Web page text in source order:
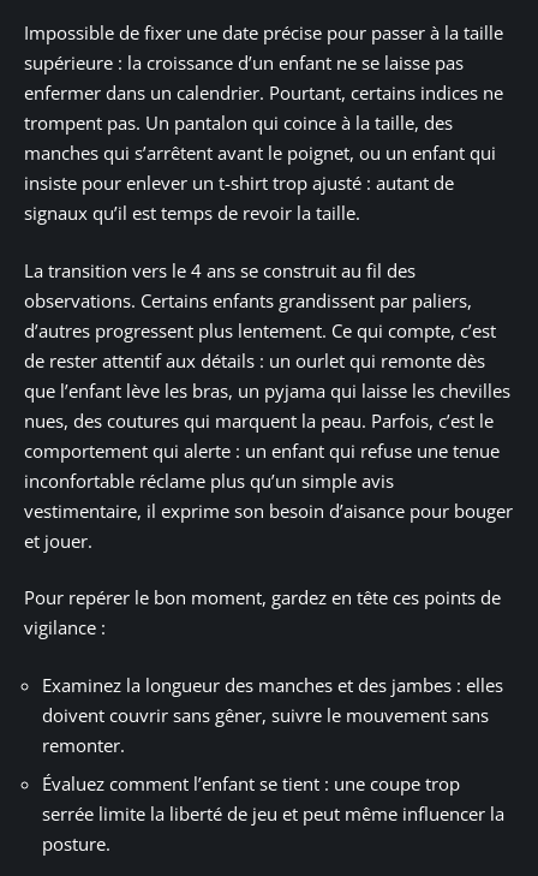
Impossible de fixer une date précise pour passer à la taille
supérieure : la croissance d’un enfant ne se laisse pas
enfermer dans un calendrier. Pourtant, certains indices ne
trompent pas. Un pantalon qui coince à la taille, des
manches qui s’arrêtent avant le poignet, ou un enfant qui
insiste pour enlever un t-shirt trop ajusté : autant de
signaux qu’il est temps de revoir la taille.
La transition vers le 4 ans se construit au fil des
observations. Certains enfants grandissent par paliers,
d’autres progressent plus lentement. Ce qui compte, c’est
de rester attentif aux détails : un ourlet qui remonte dès
que l’enfant lève les bras, un pyjama qui laisse les chevilles
nues, des coutures qui marquent la peau. Parfois, c’est le
comportement qui alerte : un enfant qui refuse une tenue
inconfortable réclame plus qu’un simple avis
vestimentaire, il exprime son besoin d’aisance pour bouger
et jouer.
Pour repérer le bon moment, gardez en tête ces points de
vigilance :
Examinez la longueur des manches et des jambes : elles
doivent couvrir sans gêner, suivre le mouvement sans
remonter.
Évaluez comment l’enfant se tient : une coupe trop
serrée limite la liberté de jeu et peut même influencer la
posture.